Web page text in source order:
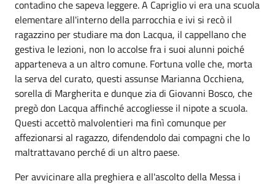
contadino che sapeva leggere. A Capriglio vi era una scuola
elementare all'interno della parrocchia e ivi si recò il
ragazzino per studiare ma don Lacqua, il cappellano che
gestiva le lezioni, non lo accolse fra i suoi alunni poiché
apparteneva a un altro comune. Fortuna volle che, morta
la serva del curato, questi assunse Marianna Occhiena,
sorella di Margherita e dunque zia di Giovanni Bosco, che
pregò don Lacqua affinché accogliesse il nipote a scuola.
Questi accettò malvolentieri ma finì comunque per
affezionarsi al ragazzo, difendendolo dai compagni che lo
maltrattavano perché di un altro paese.
Per avvicinare alla preghiera e all'ascolto della Messa i